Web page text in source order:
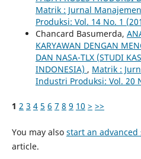
Matrik : Jurnal
Produksi: Vol. 14 No. 1
Chancard Basumerda,
KARYAWAN DENGAN
DAN NASA-TLX (STUDI
INDONESIA) , Matrik :
Industri Produksi: Vol. 20
1 2 3 4 5 6 7 8 9 10 > >>
You may also start an
article.